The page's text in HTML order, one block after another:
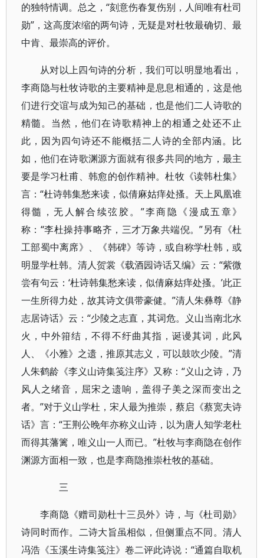
的独特情调。总之，“刻意伤春复伤别，人间唯有杜司
勋”，这高度浓缩的两句诗，无疑是对杜牧最确切、最
中肯、最崇高的评价。
从对以上四句诗的分析，我们可以明显地看出，
李商隐与杜牧诗歌的主要精神是息息相通的，这是他
们进行交谊与成为知己的基础，也是他们二人诗歌的
精髓。当然，他们在诗歌精神上的相通之处还不止
此，因为四句诗还不能概括二人诗的全部内涵。比
如，他们在诗歌渊源方面就有很多共同的地方，最主
要是学习杜甫、韩愈的创作精神。杜牧《读韩杜集》
言：“杜诗韩集愁来读，似倩麻姑痒处搔。天上凤凰谁
得髓，无人解合续弦胶。”李商隐《漫成五章》
称：“李杜操持事略齐，三才万象共端倪。”另有《杜
工部蜀中离席》、《韩碑》等诗，或自称学杜韩，或
明显学杜韩。清人贺裳《载酒园诗话又编》云：“紫微
尝有句云：‘杜诗韩集愁来读，似倩麻姑痒处搔。’此正
一生所得力处，故其诗文俱带豪健。”清人朱彝尊《静
志居诗话》云：“少陵之志直，其词危。义山当南北水
火，中外箝结，不得不纡曲其指，诞谩其词，此风
人、《小雅》之遗，推原其志义，可以鼓吹少陵。”清
人朱鹤龄《李义山诗集笺注序》又称：“义山之诗，乃
风人之绪音，屈宋之遗响，盖得子美之深而变出之
者。”对于义山学杜，宋人最为推崇，蔡启《蔡宽夫诗
话》言：“王荆公晚年亦称义山诗，以为唐人知学老杜
而得其藩篱，唯义山一人而已。”杜牧与李商隐在创作
渊源方面相一致，也是李商隐推崇杜牧的基础。
三
李商隐《赠司勋杜十三员外》诗，与《杜司勋》
诗同时而作。二诗大旨虽相似，但侧重点不同。清人
冯浩《玉溪生诗集笺注》卷二评此诗说：“通篇自取机